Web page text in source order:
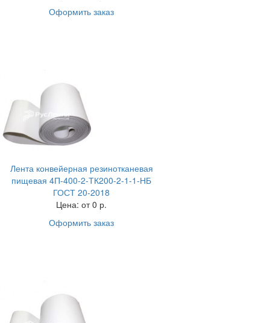
Оформить заказ
Лента конвейерная резинотканевая
пищевая 4П-400-2-ТК200-2-1-1-НБ
ГОСТ 20-2018
Цена: от 0 р.
Оформить заказ